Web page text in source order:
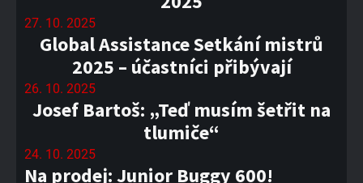
27. 10. 2025
Global Assistance Setkání mistrů
2025 – účastníci přibývají
26. 10. 2025
Josef Bartoš: „Teď musím šetřit na
tlumiče“
24. 10. 2025
Na prodej: Junior Buggy 600!